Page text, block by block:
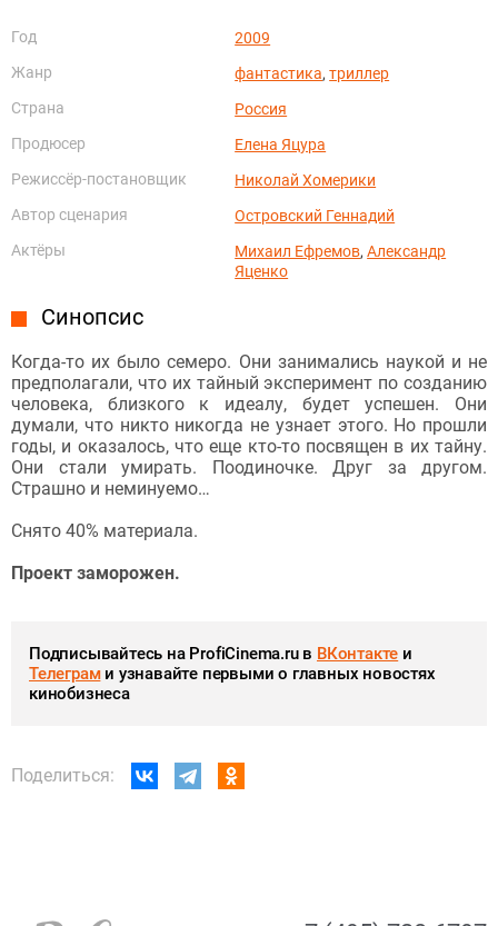
Год
2009
Жанр
фантастика,триллер
Страна
Россия
Продюсер
Елена Яцура
Режиссёр-постановщик
Николай Хомерики
Автор сценария
Островский Геннадий
Актёры
Михаил Ефремов,Александр
Яценко
Синопсис
Когда-то их было семеро. Они занимались наукой и не
предполагали, что их тайный эксперимент по созданию
человека, близкого к идеалу, будет успешен. Они
думали, что никто никогда не узнает этого. Но прошли
годы, и оказалось, что еще кто-то посвящен в их тайну.
Они стали умирать. Поодиночке. Друг за другом.
Страшно и неминуемо…
Снято 40% материала.
Проект заморожен.
Подписывайтесь на ProfiCinema.ru в ВКонтакте и
Телеграми узнавайте первыми о главных новостях
кинобизнеса
Поделиться: